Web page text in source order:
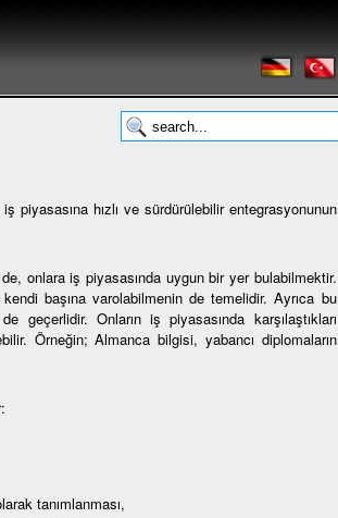
hızlı ve sürdürülebilir entegrasyonunun
onlara iş piyasasında uygun bir yer bulabilmektir.
başına varolabilmenin de temelidir. Ayrıca bu
geçerlidir. Onların iş piyasasında karşılaştıkları
Örneğin; Almanca bilgisi, yabancı diplomaların
tanımlanması,